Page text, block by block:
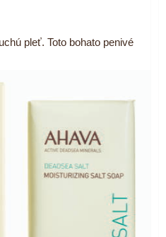
pleť. Toto bohato penivé